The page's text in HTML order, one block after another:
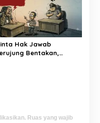
Hak Jawab
Bentakan,
Ruas yang wajib